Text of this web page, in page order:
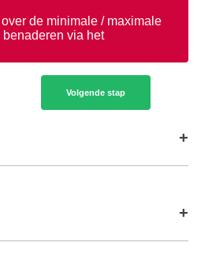
de minimale / maximale
via het
Volgende stap
+
+